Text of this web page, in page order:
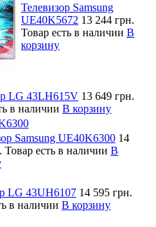
Телевизор Samsung
UE40K5672 13 244 грн.
Товар есть в наличии В
корзину
LG 43LH615V 13 649 грн.
в наличии В корзину
Samsung UE40K6300 14
Товар есть в наличии В
LG 43UH6107 14 595 грн.
в наличии В корзину